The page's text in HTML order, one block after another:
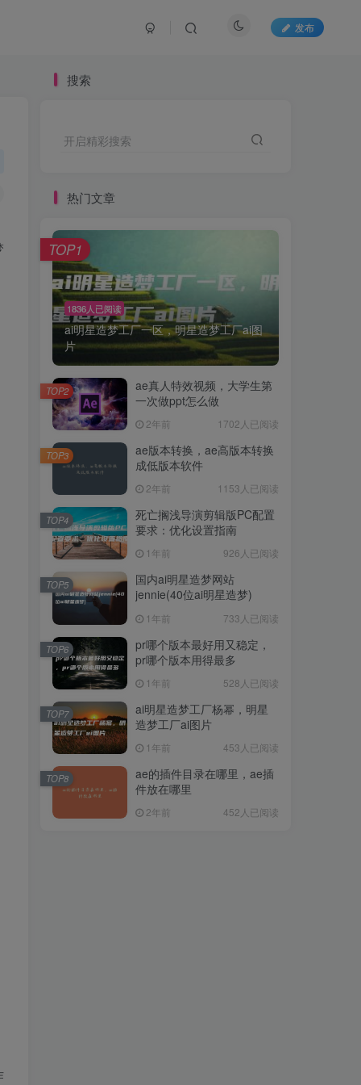
发布
搜索
开启精彩搜索
热门文章
1836人已阅读
ai明星造梦工厂一区，明星造梦工厂ai图
片
TOP1
ae真人特效视频，大学生第
一次做ppt怎么做
2年前 1702人已阅读
TOP2
ae版本转换，ae高版本转换
成低版本软件
2年前 1153人已阅读
TOP3
死亡搁浅导演剪辑版PC配置
要求：优化设置指南
1年前 926人已阅读
TOP4
国内ai明星造梦网站
jennie(40位ai明星造梦)
1年前 733人已阅读
TOP5
pr哪个版本最好用又稳定，
pr哪个版本用得最多
1年前 528人已阅读
TOP6
ai明星造梦工厂杨幂，明星
造梦工厂ai图片
1年前 453人已阅读
TOP7
ae的插件目录在哪里，ae插
件放在哪里
2年前 452人已阅读
TOP8